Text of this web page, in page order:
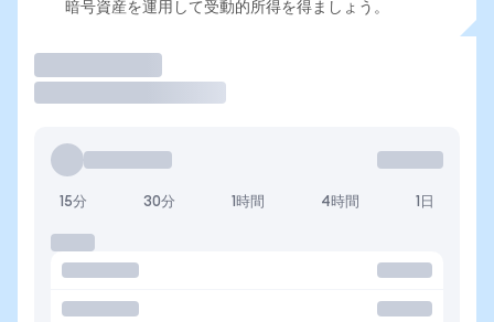
暗号資産を運用して受動的所得を得ましょう。
15分 30分 1時間 4時間 1日